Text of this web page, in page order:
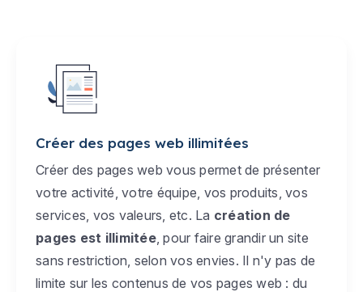
Créer des pages web illimitées
Créer des pages web vous permet de présenter
votre activité, votre équipe, vos produits, vos
services, vos valeurs, etc. La création de
pages est illimitée, pour faire grandir un site
sans restriction, selon vos envies. Il n'y pas de
limite sur les contenus de vos pages web : du